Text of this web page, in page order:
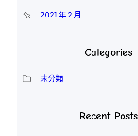
2021 年 2 月
Categories
未分類
Recent Posts